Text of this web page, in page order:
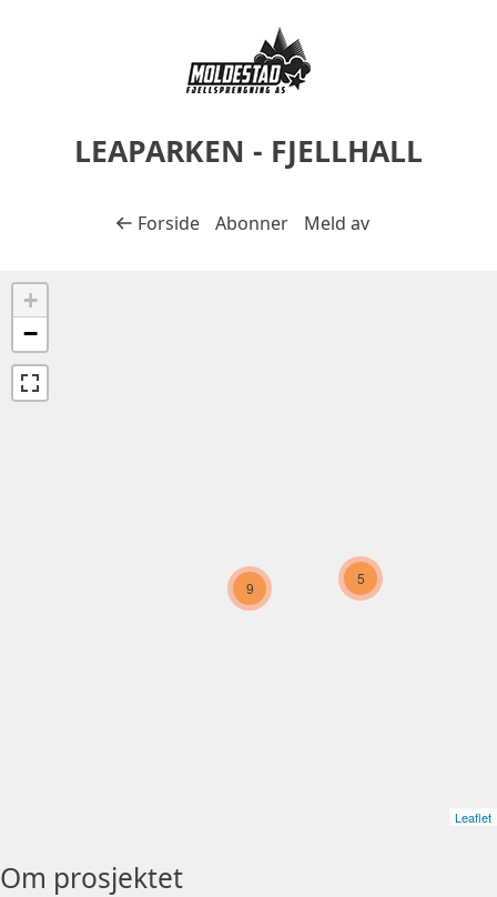
LEAPARKEN - FJELLHALL
Tilbake til
Forside Abonner Meld av
5
9
+
−
Leaflet
Om prosjektet